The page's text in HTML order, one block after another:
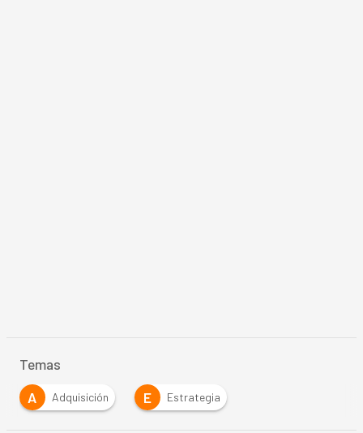
Temas
A
Adquisición E Estrategia